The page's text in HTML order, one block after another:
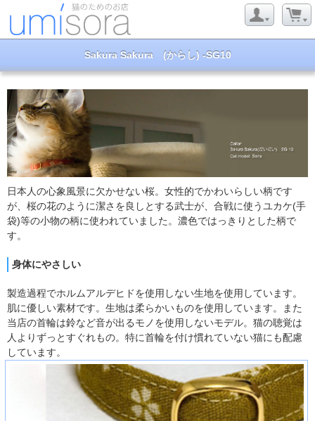
Sakura Sakura (からし) -SG10
日本人の心象風景に欠かせない桜。女性的でかわいらしい柄です
が、桜の花のように潔さを良しとする武士が、合戦に使うユカケ(手
袋)等の小物の柄に使われていました。濃色ではっきりとした柄で
す。
身体にやさしい
製造過程でホルムアルデヒドを使用しない生地を使用しています。
肌に優しい素材です。生地は柔らかいものを使用しています。また
当店の首輪は鈴など音が出るモノを使用しないモデル。猫の聴覚は
人よりずっとすぐれもの。特に首輪を付け慣れていない猫にも配慮
しています。